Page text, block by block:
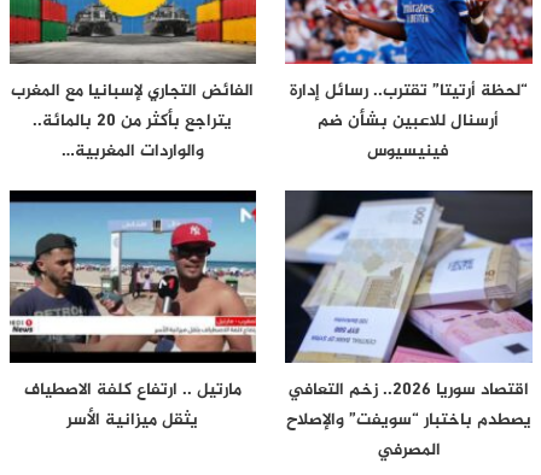
“لحظة أرتيتا” تقترب.. رسائل إدارة
أرسنال للاعبين بشأن ضم
فينيسيوس
الفائض التجاري لإسبانيا مع المغرب
يتراجع بأكثر من 20 بالمائة..
والواردات المغربية…
اقتصاد سوريا 2026.. زخم التعافي
يصطدم باختبار “سويفت” والإصلاح
المصرفي
مارتيل .. ارتفاع كلفة الاصطياف
يثقل ميزانية الأسر